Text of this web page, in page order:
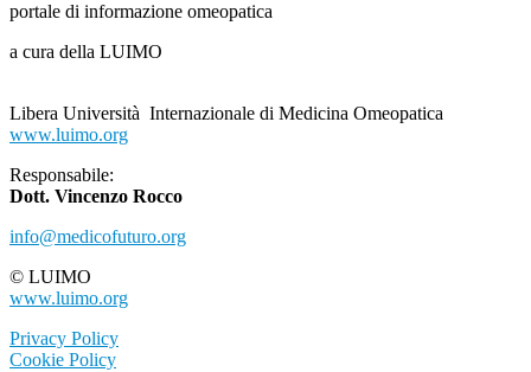
portale di informazione omeopatica
a cura della LUIMO
Libera Università Internazionale di Medicina Omeopatica
www.luimo.org
Responsabile:
Dott. Vincenzo Rocco
info@medicofuturo.org
© LUIMO
www.luimo.org
Privacy Policy
Cookie Policy